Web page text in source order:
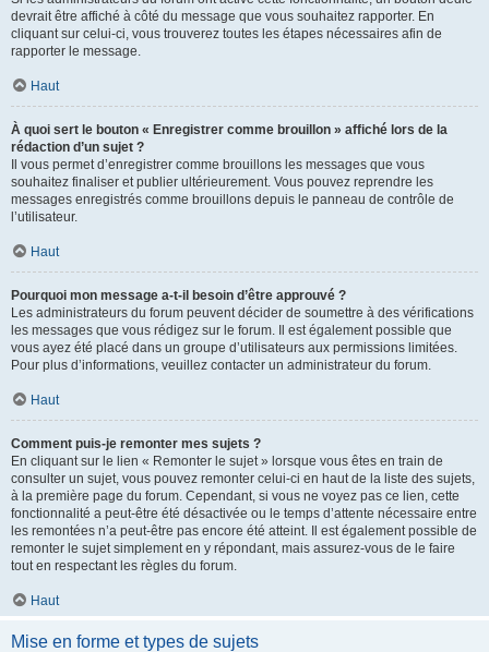
devrait être affiché à côté du message que vous souhaitez rapporter. En
cliquant sur celui-ci, vous trouverez toutes les étapes nécessaires afin de
rapporter le message.
Haut
À quoi sert le bouton « Enregistrer comme brouillon » affiché lors de la
rédaction d’un sujet ?
Il vous permet d’enregistrer comme brouillons les messages que vous
souhaitez finaliser et publier ultérieurement. Vous pouvez reprendre les
messages enregistrés comme brouillons depuis le panneau de contrôle de
l’utilisateur.
Haut
Pourquoi mon message a-t-il besoin d’être approuvé ?
Les administrateurs du forum peuvent décider de soumettre à des vérifications
les messages que vous rédigez sur le forum. Il est également possible que
vous ayez été placé dans un groupe d’utilisateurs aux permissions limitées.
Pour plus d’informations, veuillez contacter un administrateur du forum.
Haut
Comment puis-je remonter mes sujets ?
En cliquant sur le lien « Remonter le sujet » lorsque vous êtes en train de
consulter un sujet, vous pouvez remonter celui-ci en haut de la liste des sujets,
à la première page du forum. Cependant, si vous ne voyez pas ce lien, cette
fonctionnalité a peut-être été désactivée ou le temps d’attente nécessaire entre
les remontées n’a peut-être pas encore été atteint. Il est également possible de
remonter le sujet simplement en y répondant, mais assurez-vous de le faire
tout en respectant les règles du forum.
Haut
Mise en forme et types de sujets